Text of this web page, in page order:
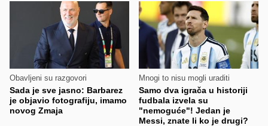
Obavljeni su razgovori
Sada je sve jasno: Barbarez
je objavio fotografiju, imamo
novog Zmaja
Mnogi to nisu mogli uraditi
Samo dva igrača u historiji
fudbala izvela su
"nemoguće"! Jedan je
Messi, znate li ko je drugi?